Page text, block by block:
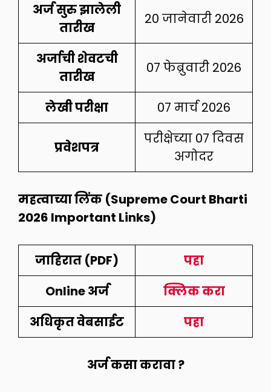
अर्ज सुरु झालेली
तारीख
20 जानेवारी 2026
अर्जाची शेवटची
तारीख
07 फेब्रुवारी 2026
लेखी परीक्षा 07 मार्च 2026
प्रवेशपत्र
परीक्षेच्या 07 दिवस
अगोदर
महत्वाच्या लिंक (Supreme Court Bharti
2026 Important Links)
जाहिरात (PDF)
पहा
Online अर्ज
क्लिक करा
अधिकृत वेबसाईट
पहा
अर्ज कसा करावा ?